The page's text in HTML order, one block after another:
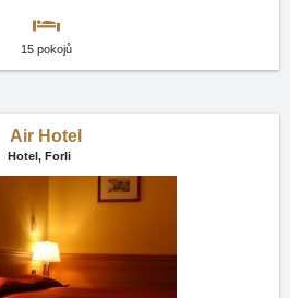
15 pokojů
Air Hotel
Hotel, Forli